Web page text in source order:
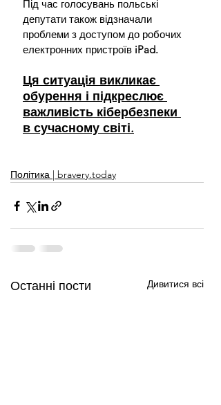
Під час голосувань польські
депутати також відзначали
проблеми з доступом до робочих
електронних пристроїв iPad.
Ця ситуація викликає
обурення і підкреслює
важливість кібербезпеки
в сучасному світі.
Політика | bravery.today
Останні пости Дивитися всі